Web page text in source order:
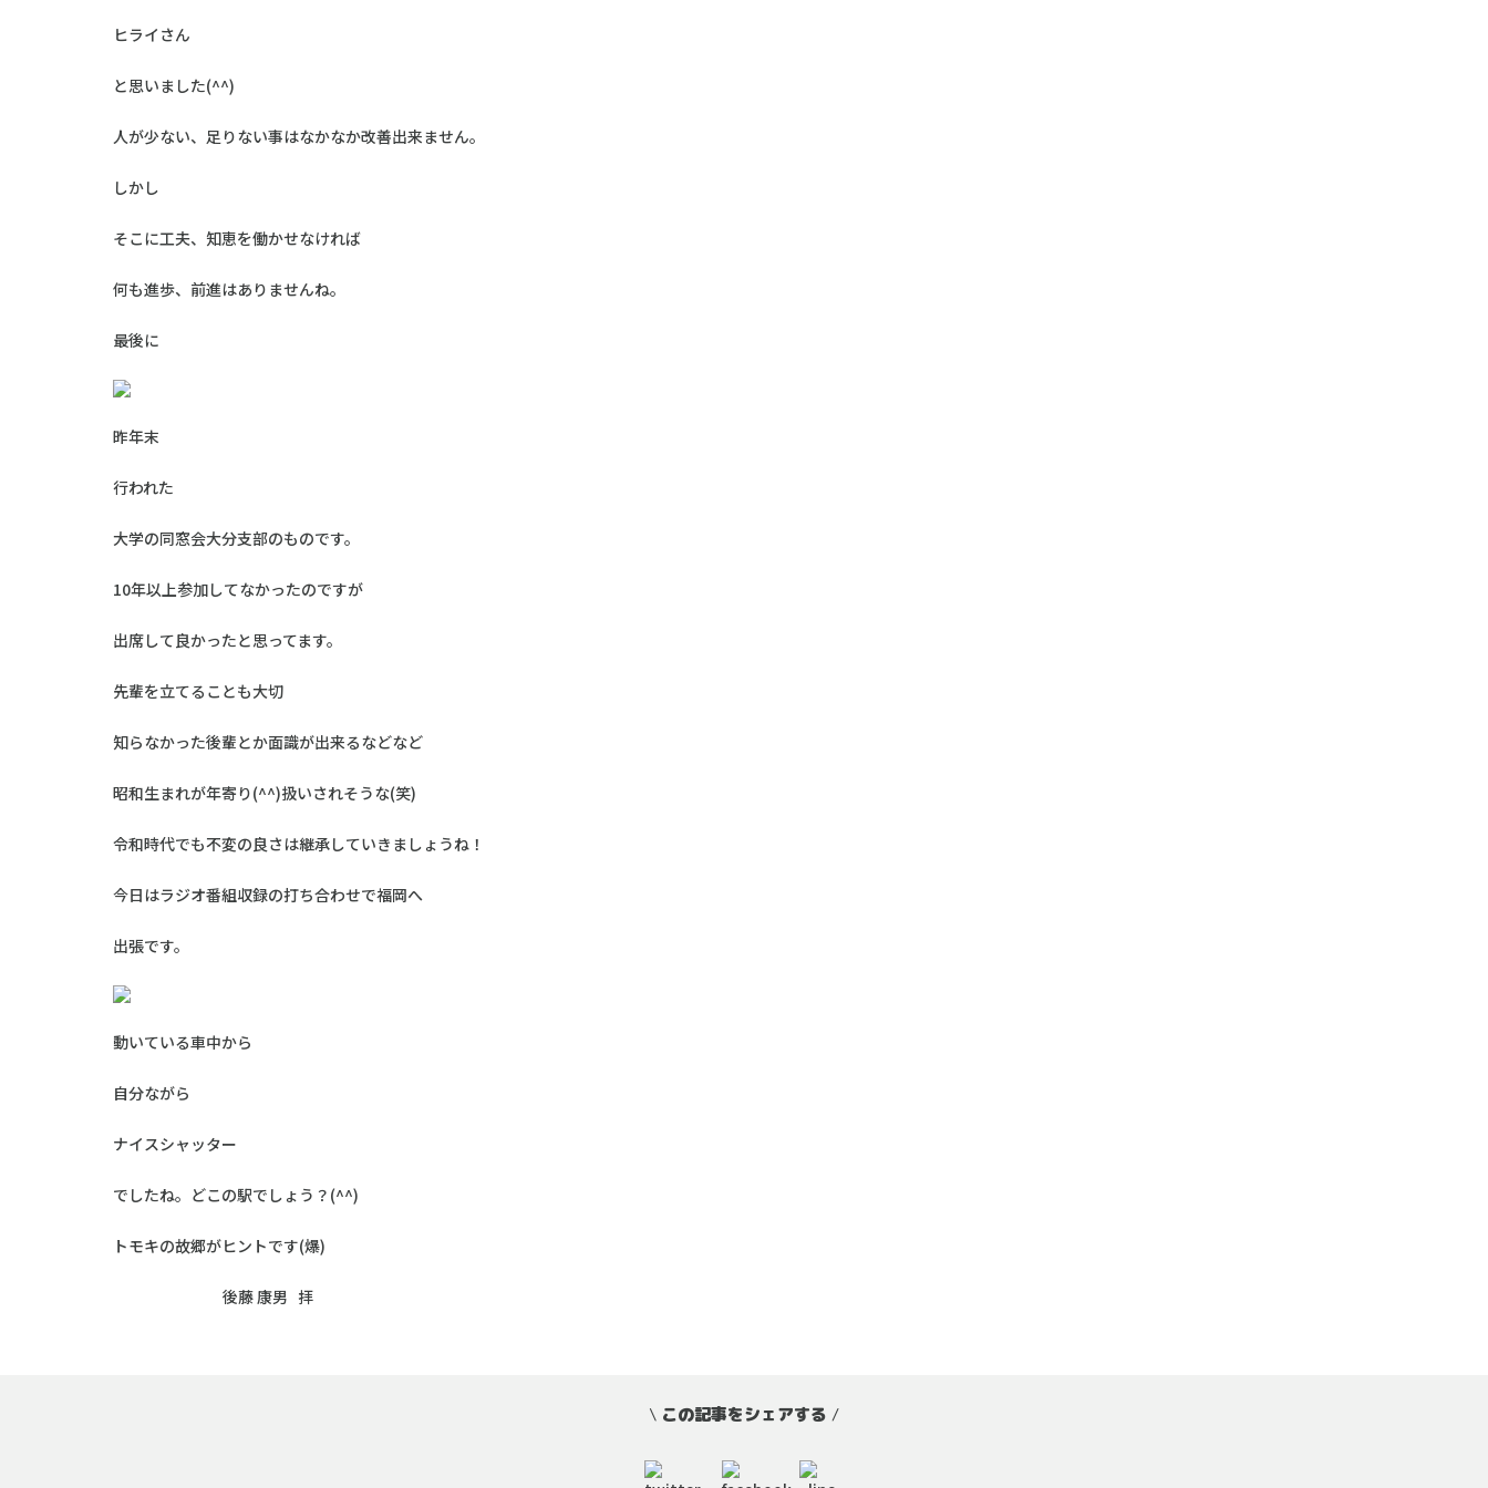
ヒライさん
と思いました(^^)
人が少ない、足りない事はなかなか改善出来ません。
しかし
そこに工夫、知恵を働かせなければ
何も進歩、前進はありませんね。
最後に
昨年末
行われた
大学の同窓会大分支部のものです。
10年以上参加してなかったのですが
出席して良かったと思ってます。
先輩を立てることも大切
知らなかった後輩とか面識が出来るなどなど
昭和生まれが年寄り(^^)扱いされそうな(笑)
令和時代でも不変の良さは継承していきましょうね！
今日はラジオ番組収録の打ち合わせで福岡へ
出張です。
動いている車中から
自分ながら
ナイスシャッター
でしたね。どこの駅でしょう？(^^)
トモキの故郷がヒントです(爆)
後藤 康男 拝
\ この記事をシェアする /